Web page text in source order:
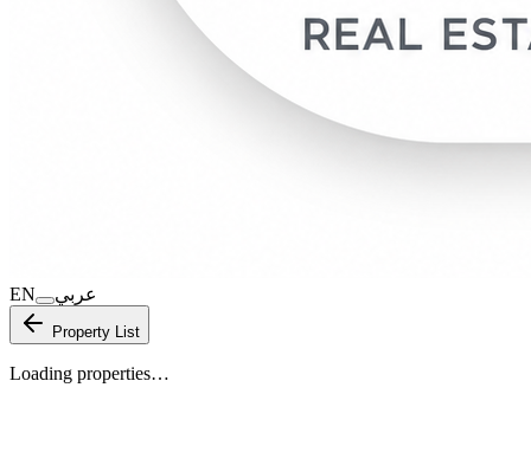
EN عربي
Property List
Loading properties…